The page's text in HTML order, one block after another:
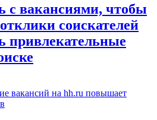
с вакансиями, чтобы
соискателей
привлекательные